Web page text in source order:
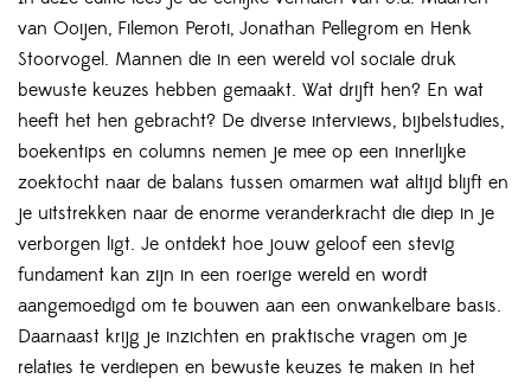
van Ooijen, Filemon Peroti, Jonathan Pellegrom en Henk
Stoorvogel. Mannen die in een wereld vol sociale druk
bewuste keuzes hebben gemaakt. Wat drijft hen? En wat
heeft het hen gebracht? De diverse interviews, bijbelstudies,
boekentips en columns nemen je mee op een innerlijke
zoektocht naar de balans tussen omarmen wat altijd blijft en
je uitstrekken naar de enorme veranderkracht die diep in je
verborgen ligt. Je ontdekt hoe jouw geloof een stevig
fundament kan zijn in een roerige wereld en wordt
aangemoedigd om te bouwen aan een onwankelbare basis.
Daarnaast krijg je inzichten en praktische vragen om je
relaties te verdiepen en bewuste keuzes te maken in het